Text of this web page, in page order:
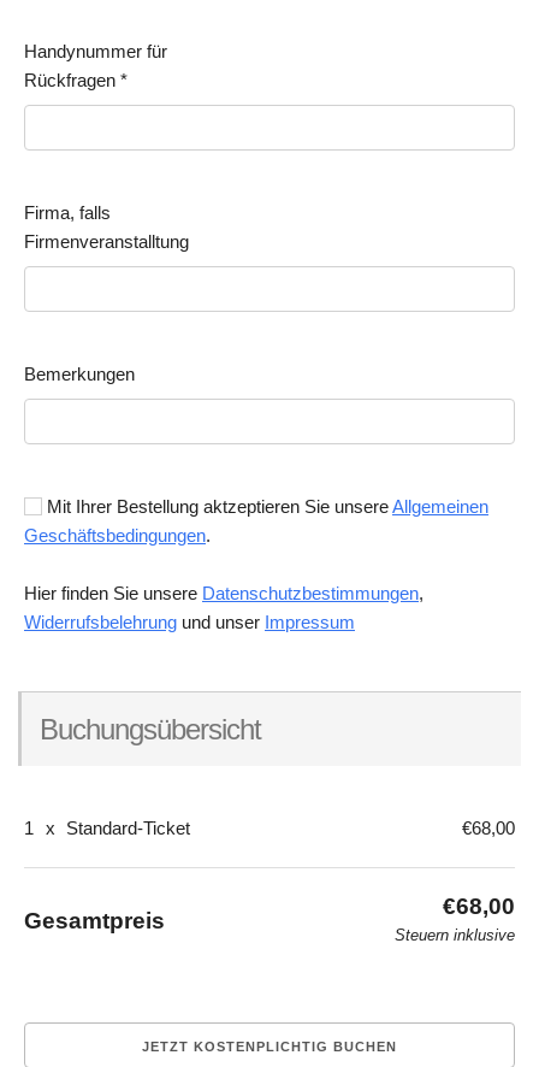
Handynummer für
Rückfragen *
Firma, falls
Firmenveranstalltung
Bemerkungen
Mit Ihrer Bestellung aktzeptieren Sie unsereAllgemeinen
Geschäftsbedingungen.
Hier finden Sie unsere Datenschutzbestimmungen,
Widerrufsbelehrung und unser Impressum
Buchungsübersicht
1 x Standard-Ticket €68,00
Gesamtpreis
€68,00
Steuern inklusive